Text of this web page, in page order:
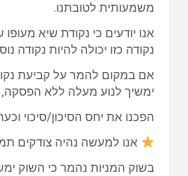
משמעותית לטובתנו.
אנו יודעים כי נקודת שיא
נקודה כזו יכולה להיות נקודה
אם במקום להמר על קביעת
ימשיך לנוע מעלה ללא הפסקה,
הפכנו את יחס הסיכון/סיכוי
אנו למעשה נהיה צודקים
בשוק המניות נהמר כי השוק